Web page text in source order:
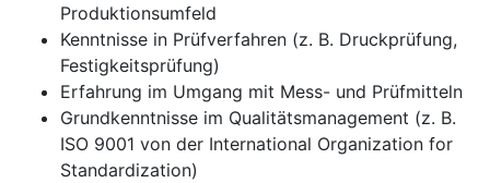
Produktionsumfeld
Kenntnisse in Prüfverfahren (z. B. Druckprüfung,
Festigkeitsprüfung)
Erfahrung im Umgang mit Mess- und Prüfmitteln
Grundkenntnisse im Qualitätsmanagement (z. B.
ISO 9001 von der International Organization for
Standardization)